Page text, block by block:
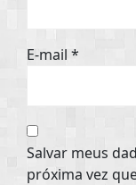
E-mail *
Salvar meus
próxima vez